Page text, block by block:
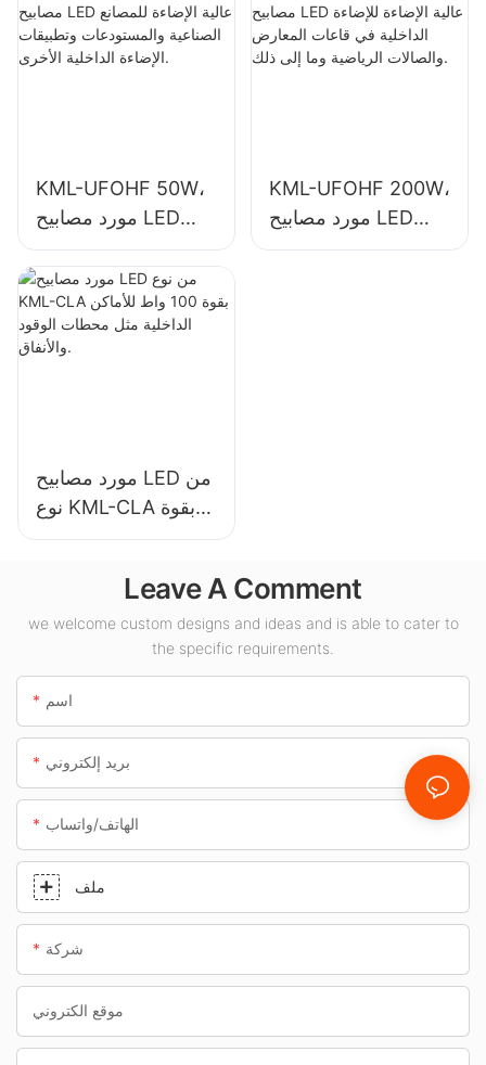
وتطبيقات الإضاءة
الداخلية الأخرى.
الصناعية والصالات
الرياضية وما إلى ذلك.
KML-UFOHF 50W،
مورد مصابيح LED
عالية الإضاءة للمصانع
الصناعية والمستودعات
وتطبيقات الإضاءة
الداخلية الأخرى.
KML-UFOHF 200W،
مورد مصابيح LED
عالية الإضاءة للإضاءة
مورد مصابيح LED من
نوع KML-CLA بقوة
100 واط للأماكن
الوقود والأنفاق.
Leave A Comment
we welcome custom designs and ideas and is able to cater to
the specific requirements.
اسم
بريد إلكتروني
الهاتف/واتساب
ملف
شركة
موقع الكتروني